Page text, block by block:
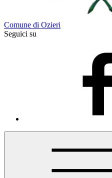
Comune di Ozieri
Seguici su